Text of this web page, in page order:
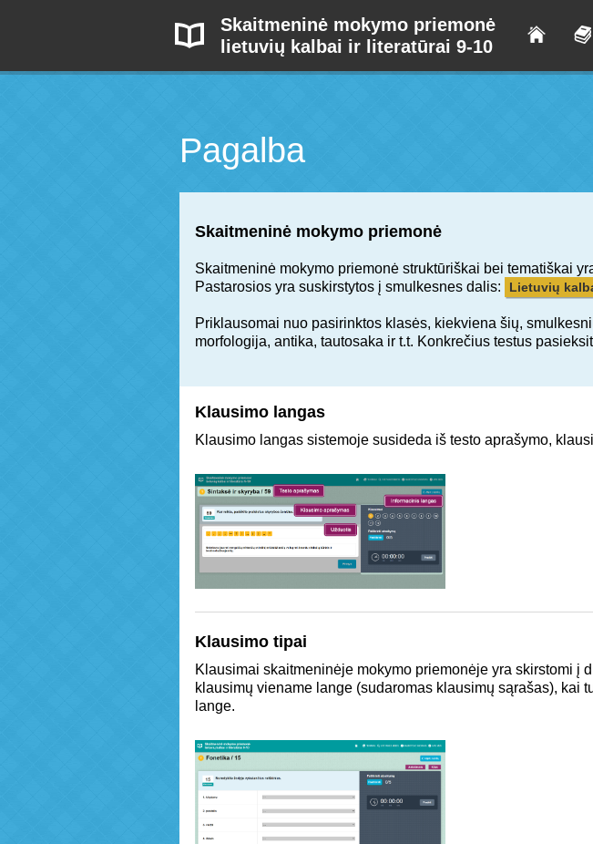
Skaitmeninė mokymo priemonė
lietuvių kalbai ir literatūrai 9-10
Pagalba
Skaitmeninė mokymo priemonė
Skaitmeninė mokymo priemonė struktūriškai bei tematiškai
Pastarosios yra suskirstytos į smulkesnes dalis:
Lietuvių
Priklausomai nuo pasirinktos klasės, kiekviena šių,
morfologija, antika, tautosaka ir t.t. Konkrečius testus
Klausimo langas
Klausimo langas sistemoje susideda iš testo aprašymo,
Klausimo tipai
Klausimai skaitmeninėje mokymo priemonėje yra skirstomi
klausimų viename lange (sudaromas klausimų sąrašas),
lange.